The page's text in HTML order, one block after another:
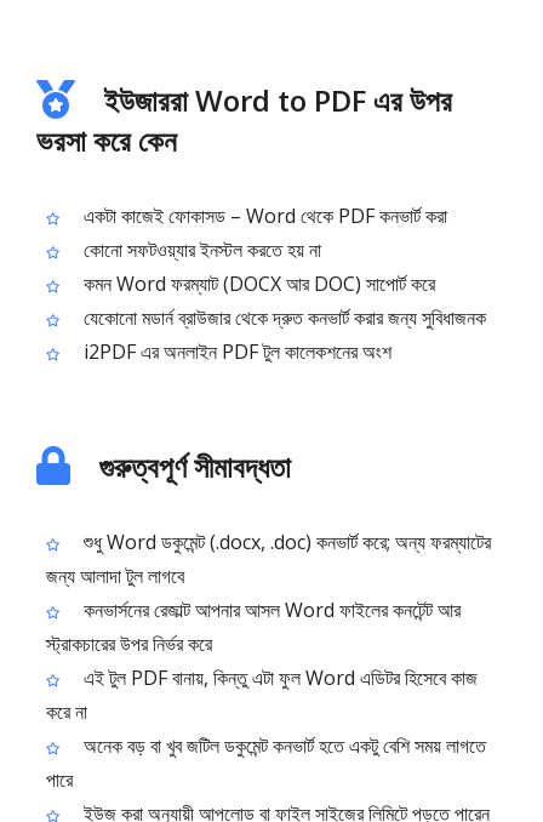
ইউজাররা Word to PDF এর উপর
ভরসা করে কেন
একটা কাজেই ফোকাসড – Word থেকে PDF কনভার্ট করা
কোনো সফটওয়্যার ইনস্টল করতে হয় না
কমন Word ফরম্যাট (DOCX আর DOC) সাপোর্ট করে
যেকোনো মডার্ন ব্রাউজার থেকে দ্রুত কনভার্ট করার জন্য সুবিধাজনক
i2PDF এর অনলাইন PDF টুল কালেকশনের অংশ
গুরুত্বপূর্ণ সীমাবদ্ধতা
শুধু Word ডকুমেন্ট (.docx, .doc) কনভার্ট করে; অন্য ফরম্যাটের
জন্য আলাদা টুল লাগবে
কনভার্সনের রেজাল্ট আপনার আসল Word ফাইলের কনটেন্ট আর
স্ট্রাকচারের উপর নির্ভর করে
এই টুল PDF বানায়, কিন্তু এটা ফুল Word এডিটর হিসেবে কাজ
করে না
অনেক বড় বা খুব জটিল ডকুমেন্ট কনভার্ট হতে একটু বেশি সময় লাগতে
পারে
ইউজ করা অনুযায়ী আপলোড বা ফাইল সাইজের লিমিটে পড়তে পারেন